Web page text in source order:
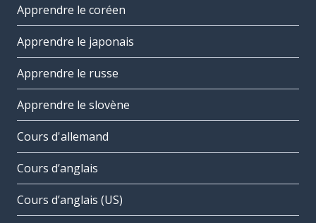
Apprendre le coréen
Apprendre le japonais
Apprendre le russe
Apprendre le slovène
Cours d'allemand
Cours d’anglais
Cours d’anglais (US)